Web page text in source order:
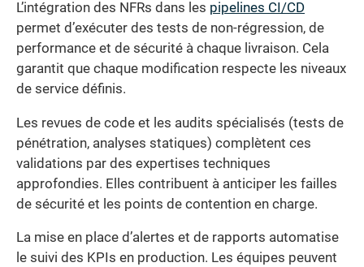
L’intégration des NFRs dans les pipelines CI/CD
permet d’exécuter des tests de non-régression, de
performance et de sécurité à chaque livraison. Cela
garantit que chaque modification respecte les niveaux
de service définis.
Les revues de code et les audits spécialisés (tests de
pénétration, analyses statiques) complètent ces
validations par des expertises techniques
approfondies. Elles contribuent à anticiper les failles
de sécurité et les points de contention en charge.
La mise en place d’alertes et de rapports automatise
le suivi des KPIs en production. Les équipes peuvent